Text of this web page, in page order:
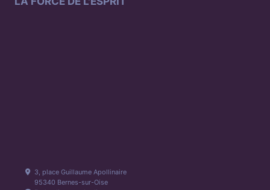
3, place Guillaume Apollinaire
95340 Bernes-sur-Oise